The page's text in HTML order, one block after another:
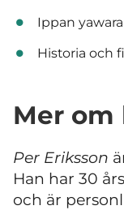
Ippan
Historia
Mer om
Per Eriksson
Han har 30
och är